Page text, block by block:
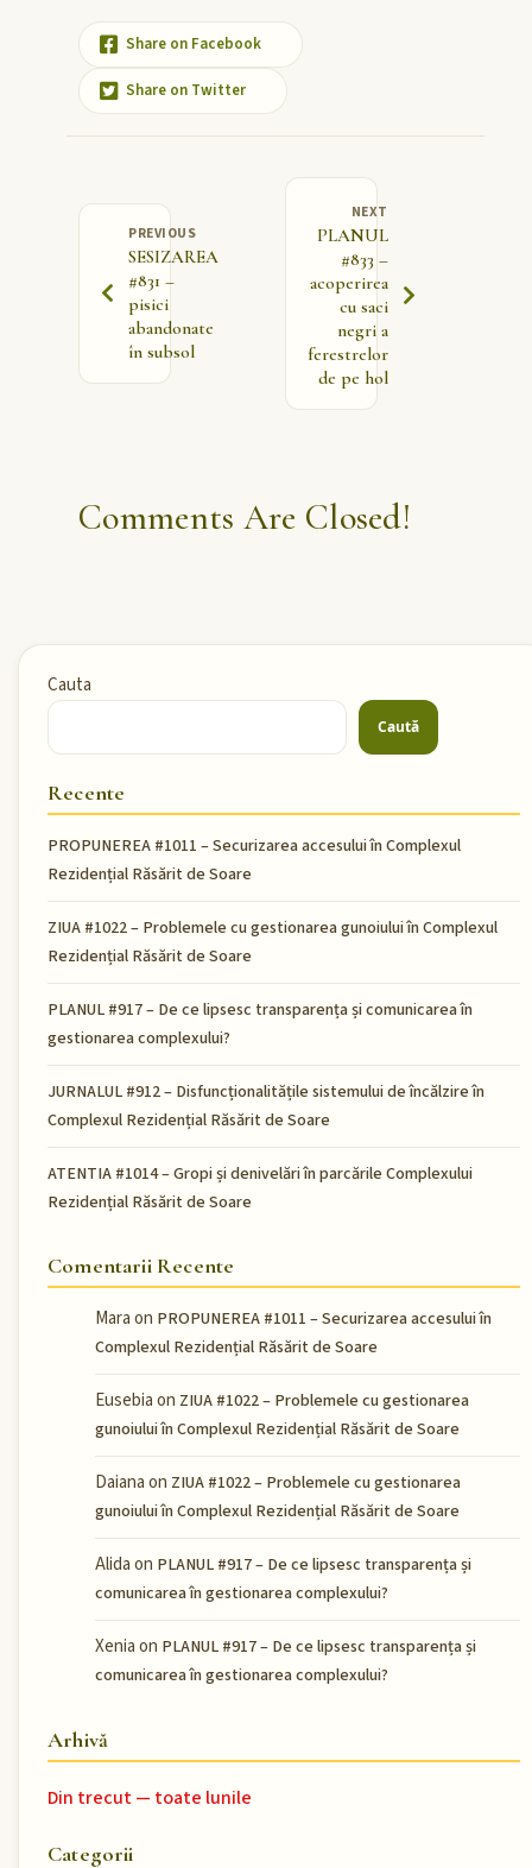
Share on Facebook
Share on Twitter
PREVIOUS
SESIZAREA
#831 –
pisici
abandonate
în subsol
NEXT
PLANUL
#833 –
acoperirea
cu saci
negri a
ferestrelor
de pe hol
Comments Are Closed!
Cauta
Caută
Recente
PROPUNEREA #1011 – Securizarea accesului în Complexul
Rezidențial Răsărit de Soare
ZIUA #1022 – Problemele cu gestionarea gunoiului în Complexul
Rezidențial Răsărit de Soare
PLANUL #917 – De ce lipsesc transparența și comunicarea în
gestionarea complexului?
JURNALUL #912 – Disfuncționalitățile sistemului de încălzire în
Complexul Rezidențial Răsărit de Soare
ATENTIA #1014 – Gropi și denivelări în parcările Complexului
Rezidențial Răsărit de Soare
Comentarii Recente
Maraon PROPUNEREA #1011 – Securizarea accesului în
Complexul Rezidențial Răsărit de Soare
Eusebiaon ZIUA #1022 – Problemele cu gestionarea
gunoiului în Complexul Rezidențial Răsărit de Soare
Daianaon ZIUA #1022 – Problemele cu gestionarea
gunoiului în Complexul Rezidențial Răsărit de Soare
Alidaon PLANUL #917 – De ce lipsesc transparența și
comunicarea în gestionarea complexului?
Xeniaon PLANUL #917 – De ce lipsesc transparența și
comunicarea în gestionarea complexului?
Arhivă
Din trecut — toate lunile
Categorii